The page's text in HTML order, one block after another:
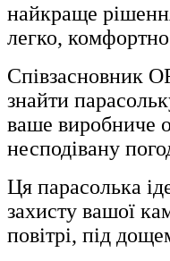
найкраще
легко,
Співзасновник
знайти
ваше виробниче
несподівану
Ця парасолька
захисту вашої
повітрі, під